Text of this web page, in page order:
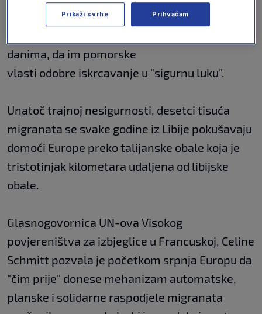
Nakon svake akcije spašavanja nevladine
danima, da im pomorske
vlasti odobre iskrcavanje u "sigurnu luku".
Unatoč trajnoj nesigurnosti, desetci tisuća
migranata se svake godine iz Libije pokušavaju
domoći Europe preko talijanske obale koja je
tristotinjak kilometara udaljena od libijske
obale.
Glasnogovornica UN-ova Visokog
povjereništva za izbjeglice u Francuskoj, Celine
Schmitt pozvala je početkom srpnja Europu da
"čim prije" donese mehanizam automatske,
planske i solidarne raspodjele migranata
Prikaži svrhe Prihvaćam